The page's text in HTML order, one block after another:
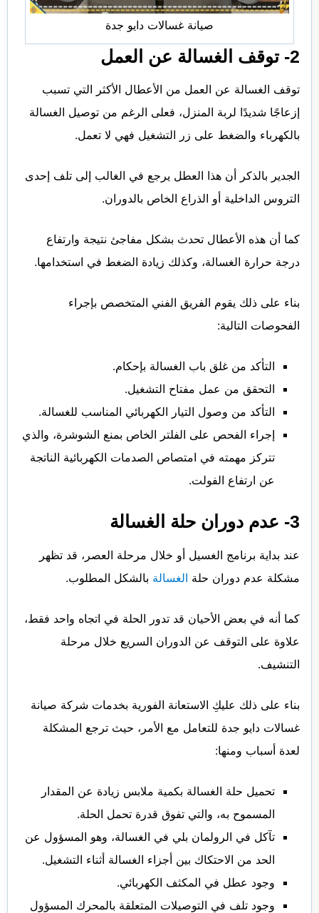
صيانة غسالات دايو جدة
2- توقف الغسالة عن العمل
توقف الغسالة عن العمل من الأعطال الأكثر التي تسبب
إزعاجًا شديدًا لربة المنزل، فعلى الرغم من توصيل الغسالة
بالكهرباء والضغط على زر التشغيل فهي لا تعمل.
الجدير بالذكر أن هذا العطل يرجع في الغالب إلى تلف إحدى
التروس الداخلية أو الذراع الخاص بالدوران.
كما أن هذه الأعطال تحدث بشكل مفاجئ نتيجة وارتفاع
درجة حرارة الغسالة، وكذلك زيادة الضغط في استخدامها.
بناء على ذلك يقوم الفريق الفني المتخصص بإجراء
الفحوصات التالية:
التأكد من غلق باب الغسالة بإحكام.
التحقق من عمل مفتاح التشغيل.
التأكد من وصول التيار الكهربائي المناسب للغسالة.
إجراء الفحص على الفلتر الخاص بمنع الشوشرة، والذي
تتركز مهمته في امتصاص الصدمات الكهربائية الناتجة
عن ارتفاع الفولت.
3- عدم دوران حلة الغسالة
عند بداية برنامج الغسيل أو خلال مرحلة العصر، قد تظهر
مشكلة عدم دوران حلة الغسالة بالشكل المطلوب.
كما أنه في بعض الأحيان قد تدور الحلة في اتجاه واحد فقط،
علاوة على التوقف عن الدوران السريع خلال مرحلة
التنشيف.
بناء على ذلك عليكِ الاستعانة الفورية بخدمات شركة صيانة
غسالات دايو جدة للتعامل مع الأمر، حيث ترجع المشكلة
لعدة أسباب ومنها:
تحميل حلة الغسالة بكمية ملابس زيادة عن المقدار
المسموح به، والتي تفوق قدرة تحمل الحلة.
تآكل في الرولمان بلي في الغسالة، وهو المسؤول عن
الحد من الاحتكاك بين أجزاء الغسالة أثناء التشغيل.
وجود عطل في المكثف الكهربائي.
وجود تلف في التوصيلات المتعلقة بالمحرك المسؤول